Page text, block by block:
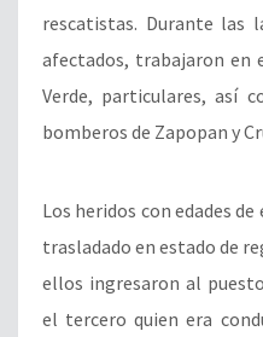
rescatistas. Durante las
afectados, trabajaron en
Verde, particulares, así
bomberos de Zapopan y
Los heridos con edades
trasladado en estado de
ellos ingresaron al
el tercero quien era